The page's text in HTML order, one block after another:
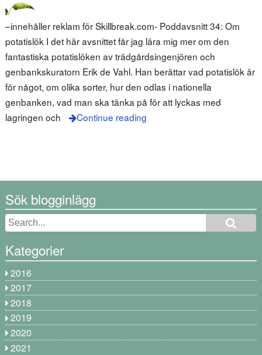
–innehåller reklam för Skillbreak.com- Poddavsnitt 34: Om
potatislök I det här avsnittet får jag lära mig mer om den
fantastiska potatislöken av trädgårdsingenjören och
genbankskuratorn Erik de Vahl. Han berättar vad potatislök är
för något, om olika sorter, hur den odlas i nationella
genbanken, vad man ska tänka på för att lyckas med
lagringen och
Continue reading
Sök blogginlägg
Kategorier
2016
2017
2018
2019
2020
2021